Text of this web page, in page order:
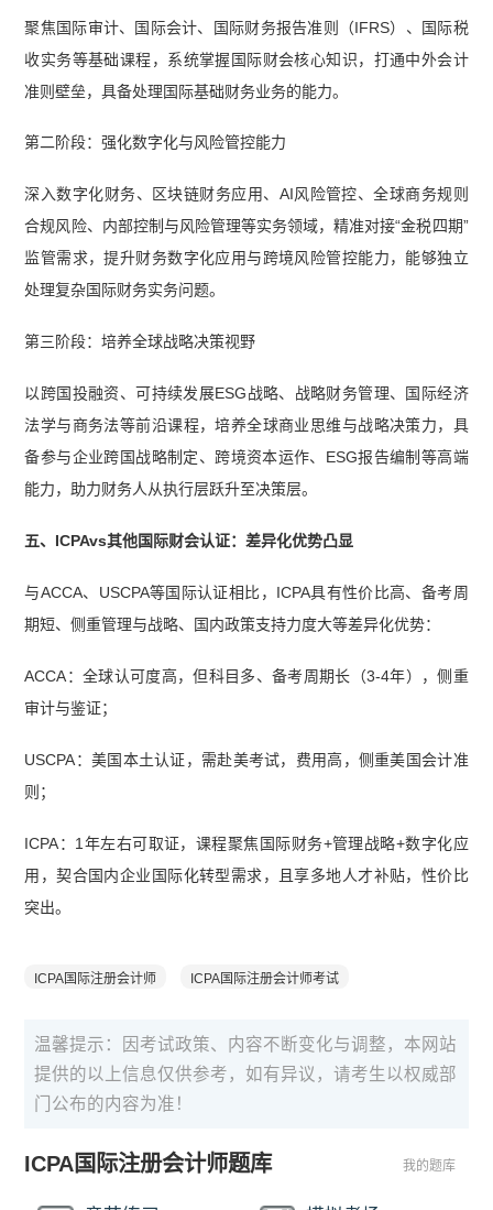
聚焦国际审计、国际会计、国际财务报告准则（IFRS）、国际税
收实务等基础课程，系统掌握国际财会核心知识，打通中外会计
准则壁垒，具备处理国际基础财务业务的能力。
第二阶段：强化数字化与风险管控能力
深入数字化财务、区块链财务应用、AI风险管控、全球商务规则
合规风险、内部控制与风险管理等实务领域，精准对接“金税四期”
监管需求，提升财务数字化应用与跨境风险管控能力，能够独立
处理复杂国际财务实务问题。
第三阶段：培养全球战略决策视野
以跨国投融资、可持续发展ESG战略、战略财务管理、国际经济
法学与商务法等前沿课程，培养全球商业思维与战略决策力，具
备参与企业跨国战略制定、跨境资本运作、ESG报告编制等高端
能力，助力财务人从执行层跃升至决策层。
五、ICPAvs其他国际财会认证：差异化优势凸显
与ACCA、USCPA等国际认证相比，ICPA具有性价比高、备考周
期短、侧重管理与战略、国内政策支持力度大等差异化优势：
ACCA：全球认可度高，但科目多、备考周期长（3-4年），侧重
审计与鉴证；
USCPA：美国本土认证，需赴美考试，费用高，侧重美国会计准
则；
ICPA：1年左右可取证，课程聚焦国际财务+管理战略+数字化应
用，契合国内企业国际化转型需求，且享多地人才补贴，性价比
突出。
ICPA国际注册会计师 ICPA国际注册会计师考试
温馨提示：因考试政策、内容不断变化与调整，本网站
提供的以上信息仅供参考，如有异议，请考生以权威部
门公布的内容为准！
ICPA国际注册会计师题库 我的题库